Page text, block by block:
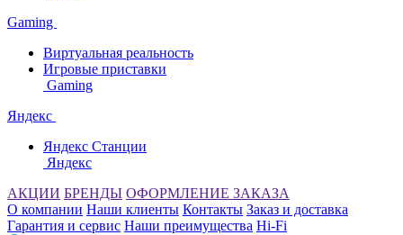
Gaming
Виртуальная реальность
Игровые приставки
Gaming
Яндекс
Яндекс Станции
Яндекс
АКЦИИ БРЕНДЫ ОФОРМЛЕНИЕ ЗАКАЗА
О компании Наши клиенты Контакты Заказ и доставка
Гарантия и сервис Наши преимущества Hi-Fi